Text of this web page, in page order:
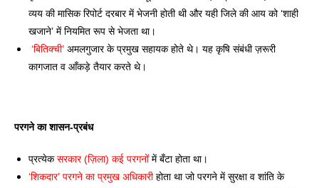
व्यय की मासिक रिपोर्ट दरबार में भेजनी होती थी और यही जिले की आय को ‘शाही
खजाने’ में नियमित रूप से भेजता था।
‘बितिक्ची’ अमलगुजार के प्रमुख सहायक होते थे। यह कृषि संबंधी ज़रूरी
कागजात व आँकड़े तैयार करते थे।
परगने का शासन-प्रबंध
प्रत्येक सरकार (ज़िला) कई परगनों में बँटा होता था।
‘शिकदार’ परगने का प्रमुख अधिकारी होता था जो परगने में सुरक्षा व शांति के